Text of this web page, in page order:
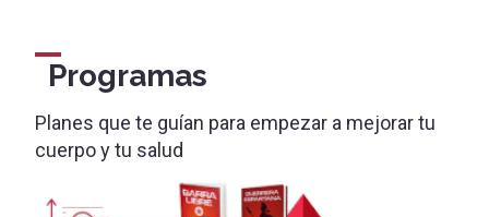
Programas
Planes que te guían para empezar a mejorar tu
cuerpo y tu salud